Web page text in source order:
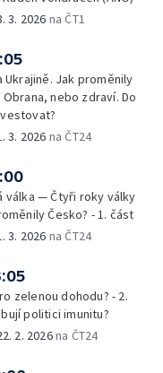
3. 2026 na ČT1
Ukrajině. Jak proměnily
nebo zdraví. Do
3. 2026 na ČT24
válka — Čtyři roky války
Česko? - 1. část
3. 2026 na ČT24
zelenou dohodu? - 2.
politici imunitu?
2. 2026na ČT24